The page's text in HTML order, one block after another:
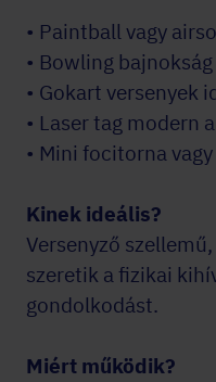
• Paintball vagy
• Bowling
• Gokart versenyek
• Laser tag modern
• Mini focitorna
Kinek ideális?
Versenyző
szeretik a fizikai
gondolkodást.
Miért működik?